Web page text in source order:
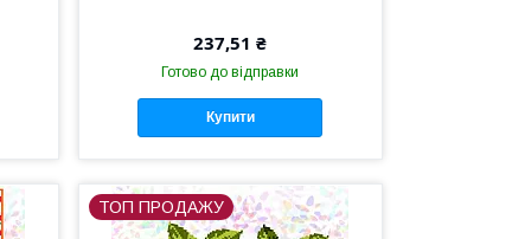
237,51 ₴
Готово до відправки
Купити
ТОП ПРОДАЖУ